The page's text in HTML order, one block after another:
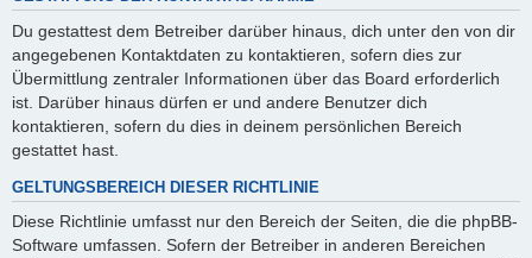
Du gestattest dem Betreiber darüber hinaus, dich unter den von dir
angegebenen Kontaktdaten zu kontaktieren, sofern dies zur
Übermittlung zentraler Informationen über das Board erforderlich
ist. Darüber hinaus dürfen er und andere Benutzer dich
kontaktieren, sofern du dies in deinem persönlichen Bereich
gestattet hast.
GELTUNGSBEREICH DIESER RICHTLINIE
Diese Richtlinie umfasst nur den Bereich der Seiten, die die phpBB-
Software umfassen. Sofern der Betreiber in anderen Bereichen